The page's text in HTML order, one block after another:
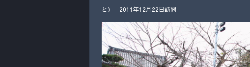
と） 2011年12月22日訪問